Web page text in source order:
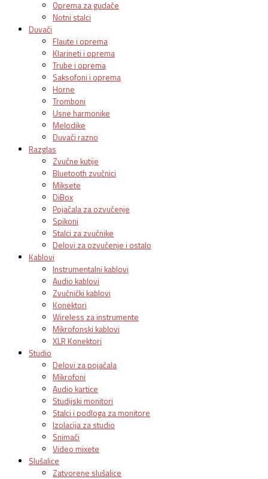
Oprema za gudače
Notni stalci
Duvači
Flaute i oprema
Klarineti i oprema
Trube i oprema
Saksofoni i oprema
Horne
Tromboni
Usne harmonike
Melodike
Duvači razno
Razglas
Zvučne kutije
Bluetooth zvučnici
Miksete
DiBox
Pojačala za ozvučenje
Spikoni
Stalci za zvučnike
Delovi za ozvučenje i ostalo
Kablovi
Instrumentalni kablovi
Audio kablovi
Zvučnički kablovi
Konektori
Wireless za instrumente
Mikrofonski kablovi
XLR Konektori
Studio
Delovi za pojačala
Mikrofoni
Audio kartice
Studijski monitori
Stalci i podloga za monitore
Izolacija za studio
Snimači
Video mixete
Slušalice
Zatvorene slušalice